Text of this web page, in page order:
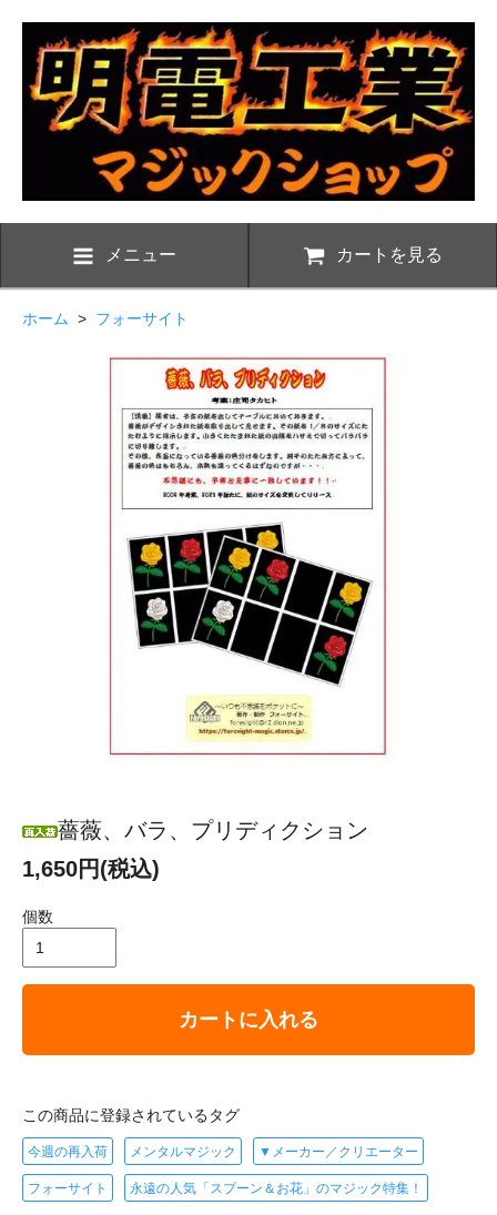
メニュー カートを見る
ホーム > フォーサイト
薔薇、バラ、プリディクション
1,650円(税込)
個数
カートに入れる
この商品に登録されているタグ
今週の再入荷 メンタルマジック ▼メーカー／クリエーター
フォーサイト 永遠の人気「スプーン＆お花」のマジック特集！